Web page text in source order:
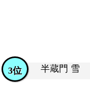
半蔵門 雪
3位